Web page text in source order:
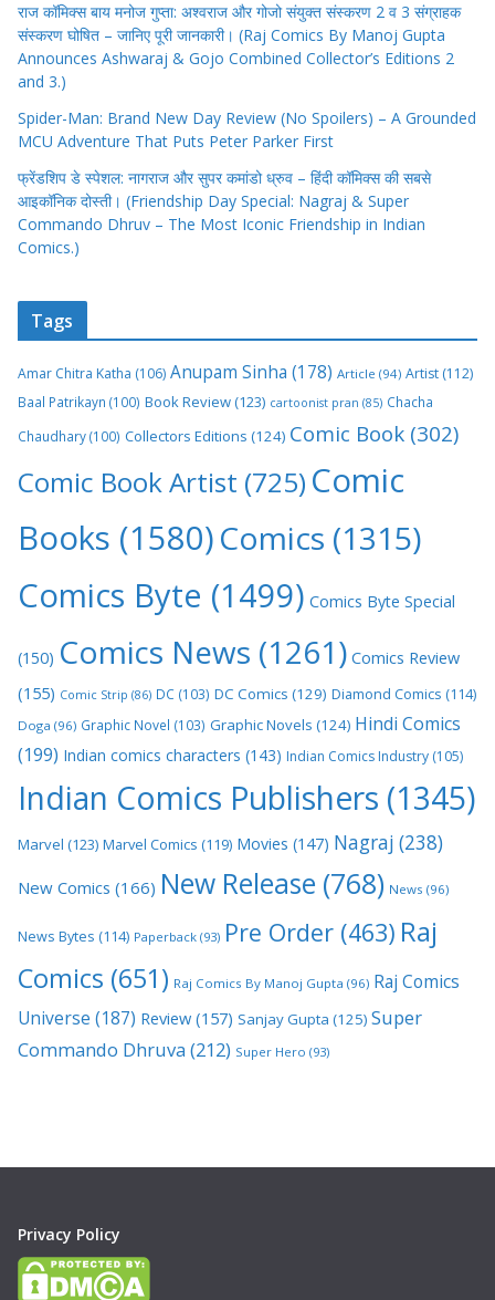
राज कॉमिक्स बाय मनोज गुप्ता: अश्वराज और गोजो संयुक्त संस्करण 2 व 3 संग्राहक
संस्करण घोषित – जानिए पूरी जानकारी। (Raj Comics By Manoj Gupta
Announces Ashwaraj & Gojo Combined Collector’s Editions 2
and 3.)
Spider-Man: Brand New Day Review (No Spoilers) – A Grounded
MCU Adventure That Puts Peter Parker First
फ्रेंडशिप डे स्पेशल: नागराज और सुपर कमांडो ध्रुव – हिंदी कॉमिक्स की सबसे
आइकॉनिक दोस्ती। (Friendship Day Special: Nagraj & Super
Commando Dhruv – The Most Iconic Friendship in Indian
Comics.)
Tags
Amar Chitra Katha (106) Anupam Sinha (178) Article (94) Artist (112)
Baal Patrikayn (100) Book Review(123) cartoonist pran (85) Chacha
Chaudhary (100) Collectors Editions (124) Comic Book (302)
Comic Book Artist (725) Comic
Books (1580)Comics (1315)
Comics Byte (1499) Comics Byte Special
(150) Comics News (1261) Comics Review
(155) Comic Strip (86) DC (103) DC Comics (129) Diamond Comics (114)
Doga (96) Graphic Novel (103) Graphic Novels (124) Hindi Comics
(199) Indian comics characters (143) Indian Comics Industry (105)
Indian Comics Publishers (1345)
Marvel (123) Marvel Comics (119) Movies (147) Nagraj (238)
New Comics (166) New Release (768) News (96)
News Bytes (114) Paperback (93) Pre Order (463) Raj
Comics (651) Raj Comics By Manoj Gupta (96) Raj Comics
Universe (187) Review (157) Sanjay Gupta (125) Super
Commando Dhruva (212) Super Hero (93)
Privacy Policy